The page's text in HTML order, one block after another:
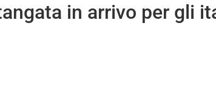
in arrivo per gli